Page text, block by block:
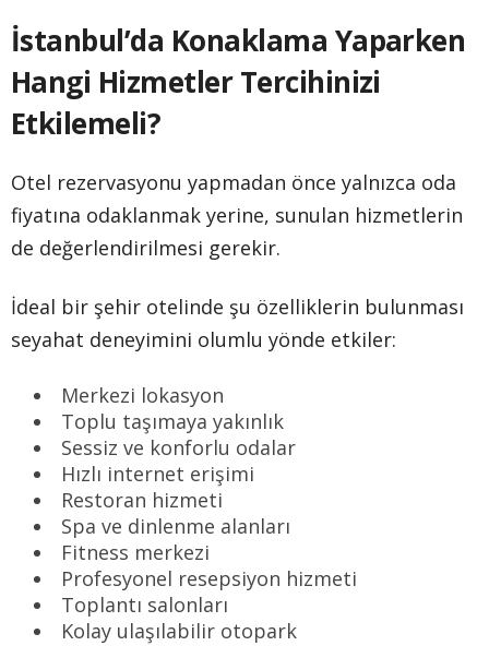
İstanbul’da Konaklama Yaparken
Hangi Hizmetler Tercihinizi
Etkilemeli?
Otel rezervasyonu yapmadan önce yalnızca oda
fiyatına odaklanmak yerine, sunulan hizmetlerin
de değerlendirilmesi gerekir.
İdeal bir şehir otelinde şu özelliklerin bulunması
seyahat deneyimini olumlu yönde etkiler:
Merkezi lokasyon
Toplu taşımaya yakınlık
Sessiz ve konforlu odalar
Hızlı internet erişimi
Restoran hizmeti
Spa ve dinlenme alanları
Fitness merkezi
Profesyonel resepsiyon hizmeti
Toplantı salonları
Kolay ulaşılabilir otopark